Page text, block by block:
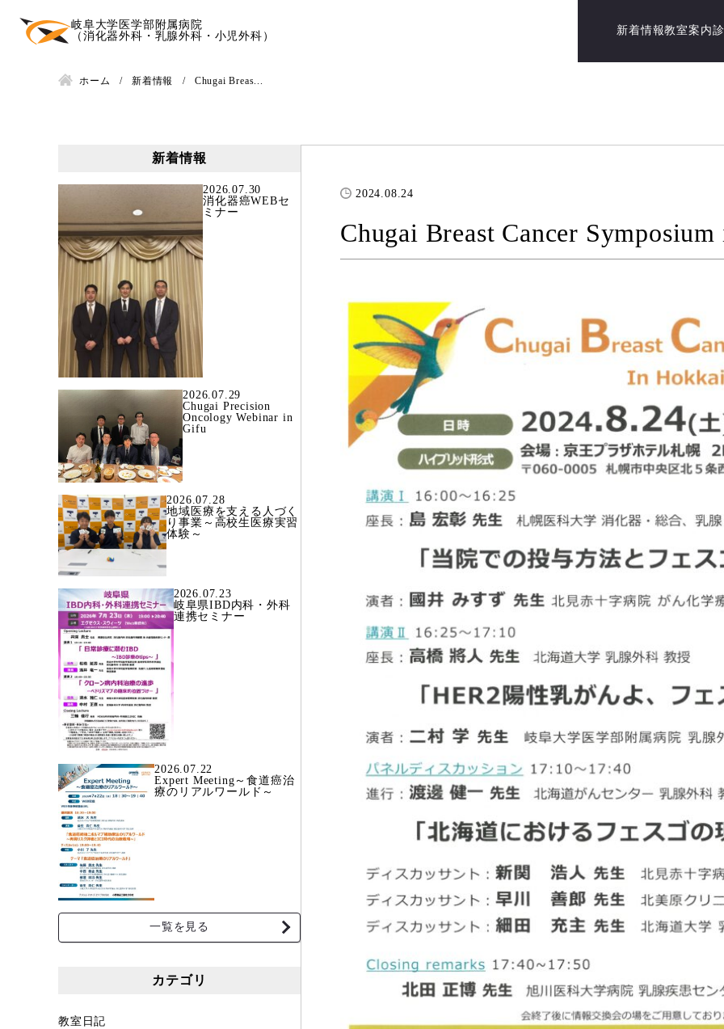
岐阜大学医学部附属病院
（消化器外科・乳腺外科・小児外科）
新着情報教室案内
ホーム 新着情報 Chugai Breas...
2024.08.24
Chugai Breast Cancer
新着情報
2026.07.30
消化器癌WEBセ
ミナー
2026.07.29
Chugai Precision
Oncology Webinar in
Gifu
2026.07.28
地域医療を支える人づく
り事業～高校生医療実習
体験～
2026.07.23
岐阜県IBD内科・外科
連携セミナー
2026.07.22
Expert Meeting～食道癌治
療のリアルワールド～
一覧を見る
カテゴリ
教室日記